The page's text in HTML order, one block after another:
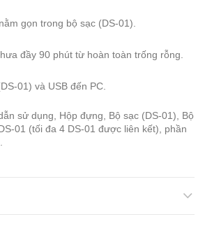
gọn trong bộ sạc (DS-01).
đầy 90 phút từ hoàn toàn trống rỗng.
01) và USB đến PC.
sử dụng, Hộp đựng, Bộ sạc (DS-01), Bộ
01 (tối đa 4 DS-01 được liên kết), phần